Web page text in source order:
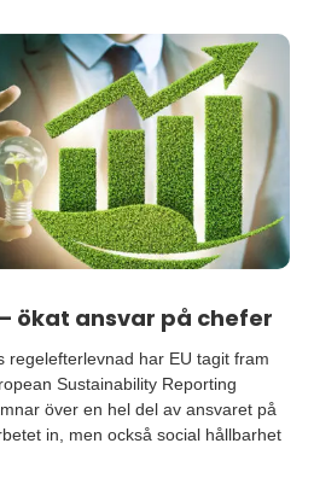
ökat ansvar på chefer
regelefterlevnad har EU tagit fram
Sustainability Reporting
över en hel del av ansvaret på
in, men också social hållbarhet